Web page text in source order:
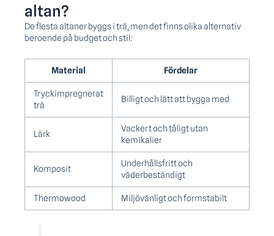
altan?
De flesta altaner byggs i trä, men det finns olika alternativ
beroende på budget och stil:
Material Fördelar
Tryckimpregnerat
trä
Billigt och lätt att bygga med
Lärk
Vackert och tåligt utan
kemikalier
Komposit
Underhållsfritt och
väderbeständigt
Thermowood Miljövänligt och formstabilt